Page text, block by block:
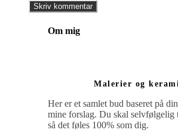
Om mig
Malerier og
Her er et samlet bud baseret på
mine forslag. Du skal selvfølgelig
så det føles 100% som dig.